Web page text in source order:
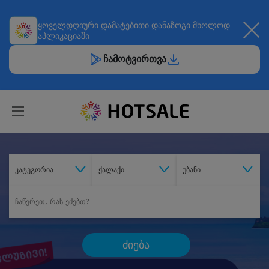
ყოველდღიური დამატებითი დანაზოგი მხოლოდ
აპლიკაციაში
ჩამოტვირთვა
კატეგორია ქალაქი უბანი
ძიება